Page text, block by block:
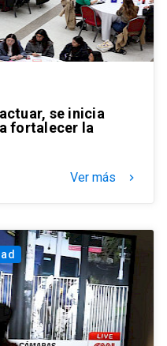
se inicia
fortalecer la
Ver más keyboard_arrow_right